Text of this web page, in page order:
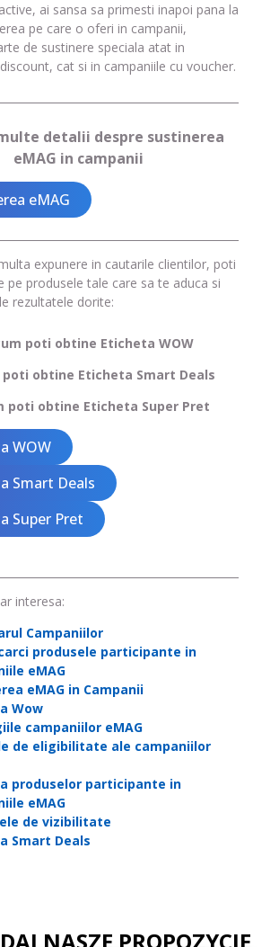
ai sansa sa primesti inapoi pana la
pe care o oferi in campanii,
de sustinere speciala atat in
cat si in campaniile cu voucher.
detalii despre sustinerea
eMAG in campanii
eMAG
expunere in cautarile clientilor, poti
pe produsele tale care sa te aduca si
rezultatele dorite:
poti obtine Eticheta WOW
poti obtine Eticheta Smart Deals
poti obtine Eticheta Super Pret
WOW
Smart Deals
Super Pret
interesa:
Campaniilor
produsele participante in
eMAG
eMAG in Campanii
Wow
campaniilor eMAG
de eligibilitate ale campaniilor
produselor participante in
eMAG
de vizibilitate
Smart Deals